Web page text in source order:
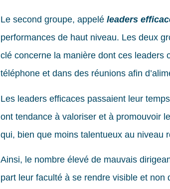
Le second groupe, appelé leaders
performances de haut niveau. Les deux
clé concerne la manière dont ces leaders
téléphone et dans des réunions afin
Les leaders efficaces passaient leur
ont tendance à valoriser et à promouvoir
qui, bien que moins talentueux au niveau
Ainsi, le nombre élevé de mauvais
part leur faculté à se rendre visible et